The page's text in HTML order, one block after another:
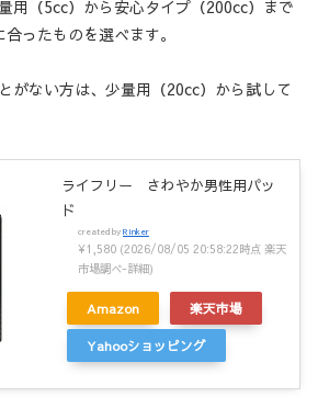
用（5cc）から安心タイプ（200cc）まで
ったものを選べます。
がない方は、少量用（20cc）から試して
ライフリー さわやか男性用パッ
ド
created byRinker
¥1,580 (2026/08/05 20:58:22時点 楽天
市場調べ-詳細)
Amazon 楽天市場
Yahooショッピング